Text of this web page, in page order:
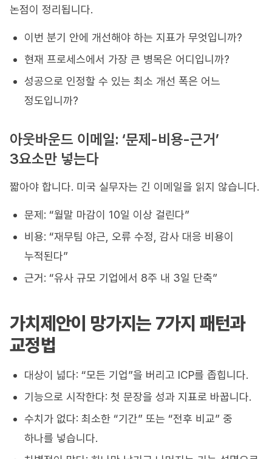
논점이 정리됩니다.
이번 분기 안에 개선해야 하는 지표가 무엇입니까?
현재 프로세스에서 가장 큰 병목은 어디입니까?
성공으로 인정할 수 있는 최소 개선 폭은 어느
정도입니까?
아웃바운드 이메일: ‘문제-비용-근거’
3요소만 넣는다
짧아야 합니다. 미국 실무자는 긴 이메일을 읽지 않습니다.
문제: “월말 마감이 10일 이상 걸린다”
비용: “재무팀 야근, 오류 수정, 감사 대응 비용이
누적된다”
근거: “유사 규모 기업에서 8주 내 3일 단축”
가치제안이 망가지는 7가지 패턴과
교정법
대상이 넓다: “모든 기업”을 버리고 ICP를 좁힙니다.
기능으로 시작한다: 첫 문장을 성과 지표로 바꿉니다.
수치가 없다: 최소한 “기간” 또는 “전후 비교” 중
하나를 넣습니다.